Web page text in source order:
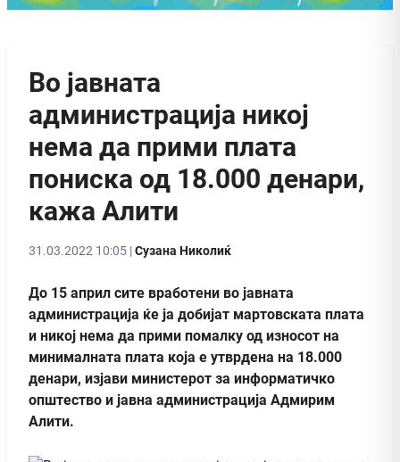
Во јавната
администрација никој
нема да прими плата
пониска од 18.000 денари,
кажа Алити
31.03.2022 10:05 |Сузана Николиќ
До 15 април сите вработени во јавната
администрација ќе ja добијат мартовската плата
и никој нема да прими помалку од износот на
минималната плата која е утврдена на 18.000
денари, изјави министерот за информатичко
општество и јавна администрација Адмирим
Алити.